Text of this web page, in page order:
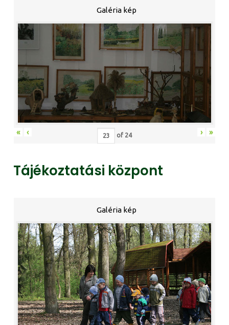
Galéria kép
« ‹ of 24 › »
Tájékoztatási központ
Galéria kép